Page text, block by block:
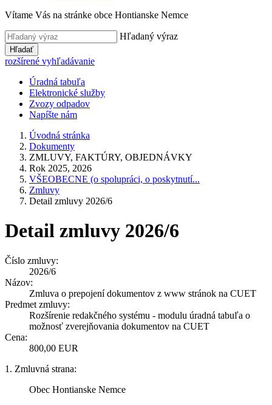
Vítame Vás na stránke obce Hontianske Nemce
Hľadaný výraz
Hľadať
rozšírené vyhľadávanie
Úradná tabuľa
Elektronické služby
Zvozy odpadov
Napíšte nám
Úvodná stránka
Dokumenty
ZMLUVY, FAKTÚRY, OBJEDNÁVKY
Rok 2025, 2026
VŠEOBECNE (o spolupráci, o poskytnutí...
Zmluvy
Detail zmluvy 2026/6
Detail zmluvy 2026/6
Číslo zmluvy:
2026/6
Názov:
Zmluva o prepojení dokumentov z www stránok na CUET
Predmet zmluvy:
Rozšírenie redakčného systému - modulu úradná tabuľa o
možnosť zverejňovania dokumentov na CUET
Cena:
800,00 EUR
1. Zmluvná strana:
Obec Hontianske Nemce